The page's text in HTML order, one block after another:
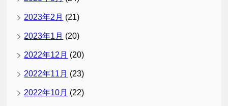
2023年2月 (21)
2023年1月 (20)
2022年12月 (20)
2022年11月 (23)
2022年10月 (22)